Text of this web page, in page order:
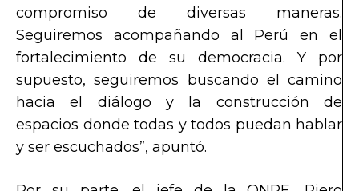
compromiso de diversas maneras.
Seguiremos acompañando al Perú en el
fortalecimiento de su democracia. Y por
supuesto, seguiremos buscando el camino
hacia el diálogo y la construcción de
espacios donde todas y todos puedan hablar
y ser escuchados”, apuntó.